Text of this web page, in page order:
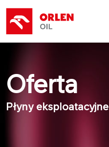
Oferta
Płyny eksploatacyjne